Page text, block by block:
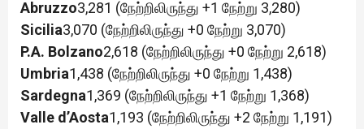
Abruzzo3,281 (நேற்றிலிருந்து +1 நேற்று 3,280)
Sicilia3,070 (நேற்றிலிருந்து +0 நேற்று 3,070)
P.A. Bolzano2,618 (நேற்றிலிருந்து +0 நேற்று 2,618)
Umbria1,438 (நேற்றிலிருந்து +0 நேற்று 1,438)
Sardegna1,369 (நேற்றிலிருந்து +1 நேற்று 1,368)
Valle d’Aosta1,193 (நேற்றிலிருந்து +2 நேற்று 1,191)